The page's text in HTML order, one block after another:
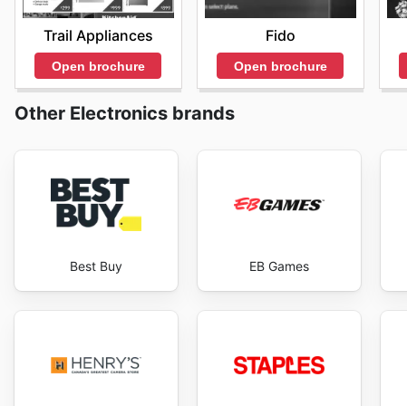
commencez à économiser dès maintenant.
Trail Appliances
Open brochure
Fido
Open brochure
Other Electronics brands
Best Buy EB Games